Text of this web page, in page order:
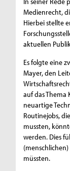
Medienrecht,
Hierbei stellte
aktuellen
Es folgte eine
Mayer, den
auf das Thema
neuartige
Routinejobs,
mussten,
werden. Dies
müssten.